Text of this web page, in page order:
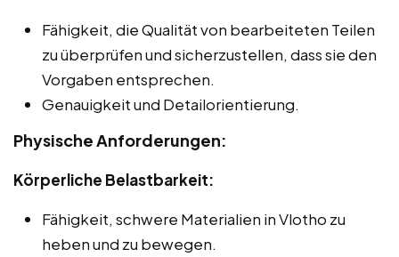
Fähigkeit, die Qualität von bearbeiteten Teilen
zu überprüfen und sicherzustellen, dass sie den
Vorgaben entsprechen.
Genauigkeit und Detailorientierung.
Physische Anforderungen:
Körperliche Belastbarkeit:
Fähigkeit, schwere Materialien in Vlotho zu
heben und zu bewegen.